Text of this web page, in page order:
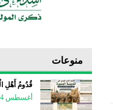
منوعات
قُدُومُ أَهْلِ
أغسطس 4, 2026